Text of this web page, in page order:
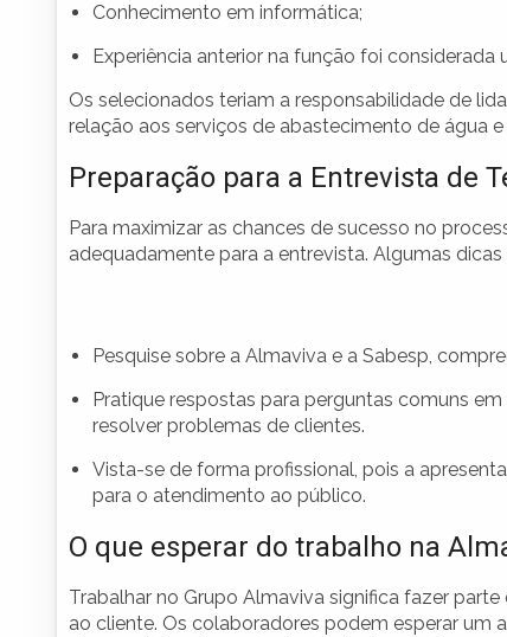
Conhecimento em informática;
Experiência anterior na função foi considerada
Os selecionados teriam a responsabilidade de
relação aos serviços de abastecimento de água
Preparação para a Entrevista de
Para maximizar as chances de sucesso no
adequadamente para a entrevista. Algumas dicas
Pesquise sobre a Almaviva e a Sabesp,
Pratique respostas para perguntas comuns
resolver problemas de clientes.
Vista-se de forma profissional, pois a
para o atendimento ao público.
O que esperar do trabalho na
Trabalhar no Grupo Almaviva significa fazer
ao cliente. Os colaboradores podem esperar